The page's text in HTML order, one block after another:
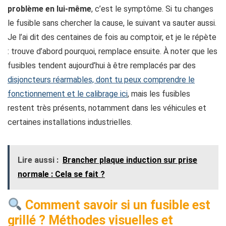
problème en lui-même, c’est le symptôme. Si tu changes
le fusible sans chercher la cause, le suivant va sauter aussi.
Je l’ai dit des centaines de fois au comptoir, et je le répète
: trouve d’abord pourquoi, remplace ensuite. À noter que les
fusibles tendent aujourd’hui à être remplacés par des
disjoncteurs réarmables, dont tu peux comprendre le
fonctionnement et le calibrage ici, mais les fusibles
restent très présents, notamment dans les véhicules et
certaines installations industrielles.
Lire aussi : Brancher plaque induction sur prise
normale : Cela se fait ?
Comment savoir si un fusible est
grillé ? Méthodes visuelles et